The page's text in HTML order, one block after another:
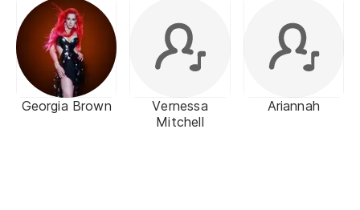
Georgia Brown
Vernessa
Mitchell
Ariannah